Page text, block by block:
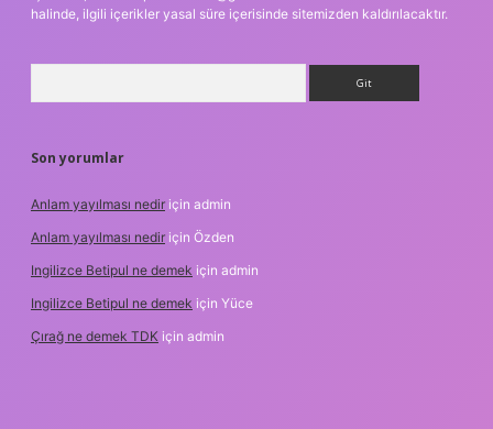
halinde, ilgili içerikler yasal süre içerisinde sitemizden kaldırılacaktır.
Son yorumlar
Anlam yayılması nedir için admin
Anlam yayılması nedir için Özden
Ingilizce Betipul ne demek için admin
Ingilizce Betipul ne demek için Yüce
Çırağ ne demek TDK için admin